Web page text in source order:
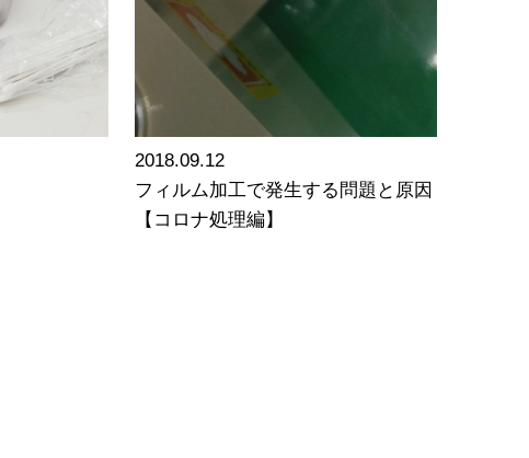
2018.09.12
フィルム加工で発生する問題と原因
【コロナ処理編】